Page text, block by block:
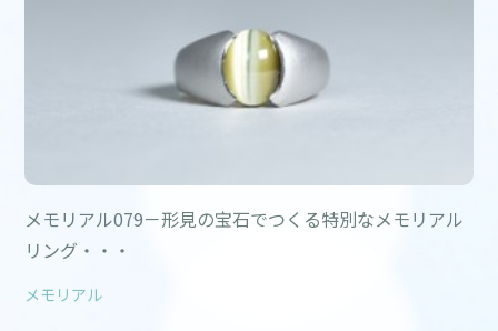
メモリアル079－形見の宝石でつくる特別なメモリアル
リング・・・
メモリアル